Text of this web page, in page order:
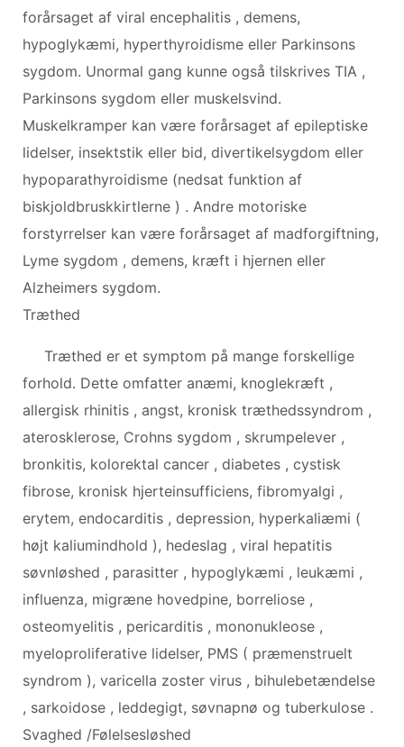
forårsaget af viral encephalitis , demens,
hypoglykæmi, hyperthyroidisme eller Parkinsons
sygdom. Unormal gang kunne også tilskrives TIA ,
Parkinsons sygdom eller muskelsvind.
Muskelkramper kan være forårsaget af epileptiske
lidelser, insektstik eller bid, divertikelsygdom eller
hypoparathyroidisme (nedsat funktion af
biskjoldbruskkirtlerne ) . Andre motoriske
forstyrrelser kan være forårsaget af madforgiftning,
Lyme sygdom , demens, kræft i hjernen eller
Alzheimers sygdom.
Træthed
Træthed er et symptom på mange forskellige
forhold. Dette omfatter anæmi, knoglekræft ,
allergisk rhinitis , angst, kronisk træthedssyndrom ,
aterosklerose, Crohns sygdom , skrumpelever ,
bronkitis, kolorektal cancer , diabetes , cystisk
fibrose, kronisk hjerteinsufficiens, fibromyalgi ,
erytem, ​​endocarditis , depression, hyperkaliæmi (
højt kaliumindhold ), hedeslag , viral hepatitis
søvnløshed , parasitter , hypoglykæmi , leukæmi ,
influenza, migræne hovedpine, borreliose ,
osteomyelitis , pericarditis , mononukleose ,
myeloproliferative lidelser, PMS ( præmenstruelt
syndrom ), varicella zoster virus , bihulebetændelse
, sarkoidose , leddegigt, søvnapnø og tuberkulose .
Svaghed /Følelsesløshed